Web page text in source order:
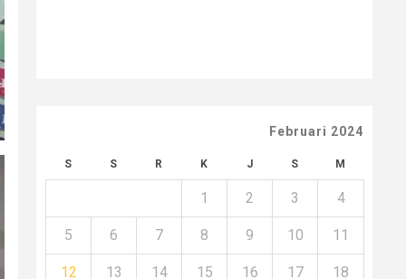
Februari 2024
S S R K J S M
1 2 3 4
5 6 7 8 9 10 11
12 13 14 15 16 17 18